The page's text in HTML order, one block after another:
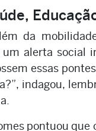
da
alerta social
essas
indagou,
pontuou